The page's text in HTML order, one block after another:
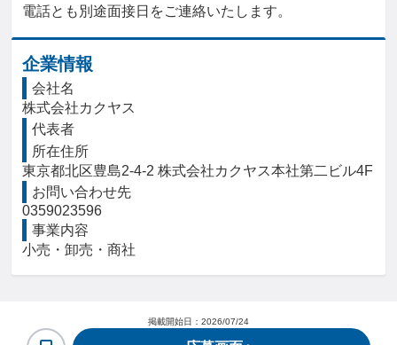
電話とも別途面接日をご連絡いたします。
企業情報
会社名
株式会社カクヤス
代表者
所在住所
東京都北区豊島2-4-2 株式会社カクヤス本社第二ビル4F
お問い合わせ先
0359023596
事業内容
小売・卸売・商社
掲載開始日： 2026/07/24